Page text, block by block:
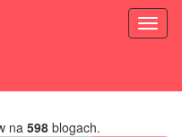
na598blogach.